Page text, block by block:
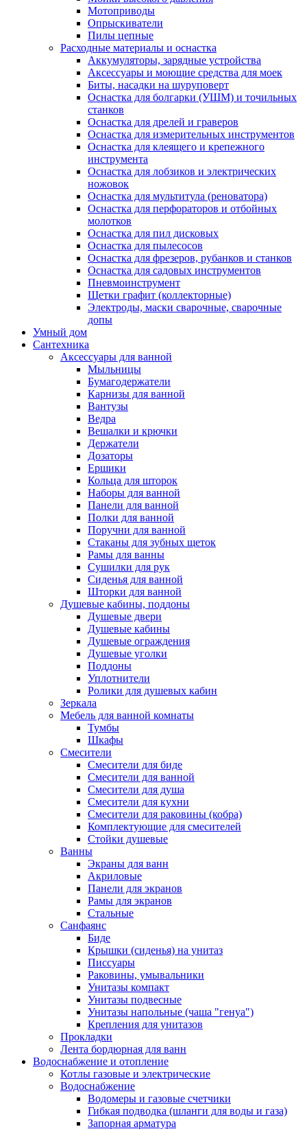
Мотоприводы
Опрыскиватели
Пилы цепные
Расходные материалы и оснастка
Аккумуляторы, зарядные устройства
Аксессуары и моющие средства для моек
Биты, насадки на шуруповерт
Оснастка для болгарки (УШМ) и точильных
станков
Оснастка для дрелей и граверов
Оснастка для измерительных инструментов
Оснастка для клеящего и крепежного
инструмента
Оснастка для лобзиков и электрических
ножовок
Оснастка для мультитула (реноватора)
Оснастка для перфораторов и отбойных
молотков
Оснастка для пил дисковых
Оснастка для пылесосов
Оснастка для фрезеров, рубанков и станков
Оснастка для садовых инструментов
Пневмоинструмент
Щетки графит (коллекторные)
Электроды, маски сварочные, сварочные
допы
Умный дом
Сантехника
Аксессуары для ванной
Мыльницы
Бумагодержатели
Карнизы для ванной
Вантузы
Ведра
Вешалки и крючки
Держатели
Дозаторы
Ершики
Кольца для шторок
Наборы для ванной
Панели для ванной
Полки для ванной
Поручни для ванной
Стаканы для зубных щеток
Рамы для ванны
Сушилки для рук
Сиденья для ванной
Шторки для ванной
Душевые кабины, поддоны
Душевые двери
Душевые кабины
Душевые ограждения
Душевые уголки
Поддоны
Уплотнители
Ролики для душевых кабин
Зеркала
Мебель для ванной комнаты
Тумбы
Шкафы
Смесители
Смесители для биде
Смесители для ванной
Смесители для душа
Смесители для кухни
Смесители для раковины (кобра)
Комплектующие для смесителей
Стойки душевые
Ванны
Экраны для ванн
Акриловые
Панели для экранов
Рамы для экранов
Стальные
Санфаянс
Биде
Крышки (сиденья) на унитаз
Писсуары
Раковины, умывальники
Унитазы компакт
Унитазы подвесные
Унитазы напольные (чаша "генуа")
Крепления для унитазов
Прокладки
Лента бордюрная для ванн
Водоснабжение и отопление
Котлы газовые и электрические
Водоснабжение
Водомеры и газовые счетчики
Гибкая подводка (шланги для воды и газа)
Запорная арматура